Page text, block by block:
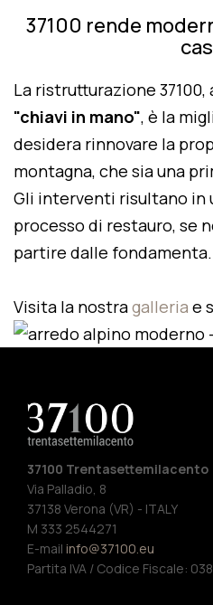
37100 rende
La ristrutturazione 37100,
"chiavi in mano", è la
desidera rinnovare la
montagna, che sia una
Gli interventi risultano in
processo di restauro, se
partire dalle fondamenta.
Visita la nostragalleria e
37100 Trentasettemilacento
Via Palladio, 8
37138 Verona (VR) - ITALY
M 333 2544271
E-mail info@37100.eu
Partita IVA / Codice Fiscale: